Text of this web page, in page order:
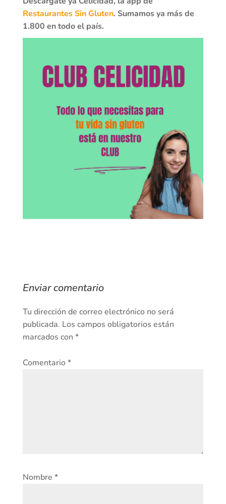
Restaurantes Sin Gluten. Sumamos ya más de
1.800 en todo el país.
Enviar comentario
Tu dirección de correo electrónico no será
publicada. Los campos obligatorios están
marcados con *
Comentario*
Nombre *